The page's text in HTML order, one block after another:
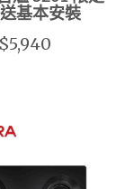
基本安裝
$5,940